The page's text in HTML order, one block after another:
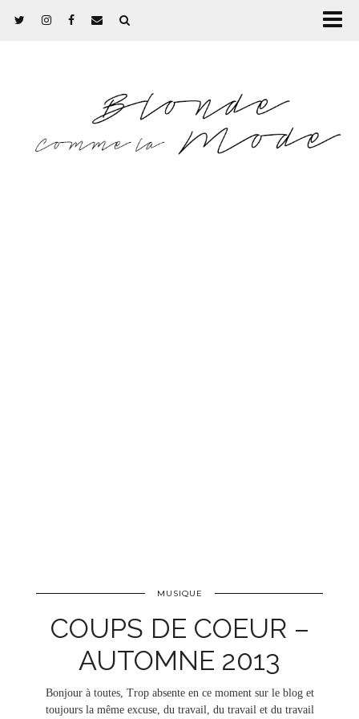
MUSIQUE
COUPS DE COEUR –
AUTOMNE 2013
Bonjour à toutes, Trop absente en ce moment sur le blog et
toujours la même excuse, du travail, du travail et du travail